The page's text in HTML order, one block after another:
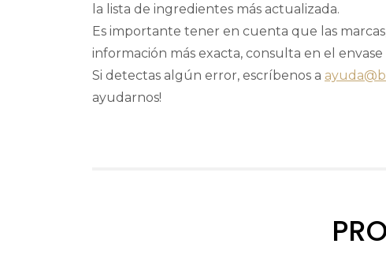
la lista de ingredientes más actualizada.
Es importante tener en cuenta que las
información más exacta, consulta en el
Si detectas algún error, escríbenos a
ayudarnos!